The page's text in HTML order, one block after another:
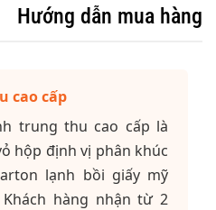
Hướng dẫn mua hàng
cao cấp
trung thu cao cấp là
hộp định vị phân khúc
lạnh bồi giấy mỹ
hàng nhận từ 2